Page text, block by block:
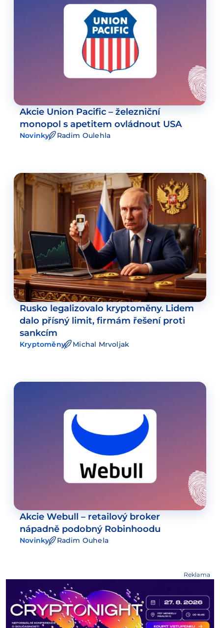
Akcie Union Pacific – železniční
monopol s apetitem ovládnout USA
Novinky Radim Oulehla
Rusko legalizovalo kryptoměny. Lidem
dalo přísný limit, firmám řešení proti
sankcím
Kryptoměny Michal Mrvoljak
Akcie Webull – retailový broker
nápadně podobný Robinhoodu
Novinky Radim Ouhela
Reklama